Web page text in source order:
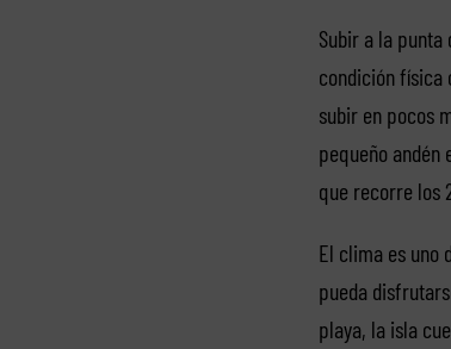
Subir a la punta
condición física
subir en pocos
pequeño
que recorre los
El clima es uno
pueda
playa, la isla